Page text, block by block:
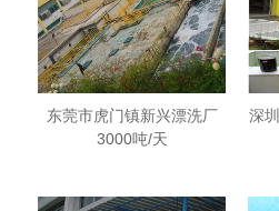
东莞市虎门镇新兴漂洗厂
3000吨/天
深